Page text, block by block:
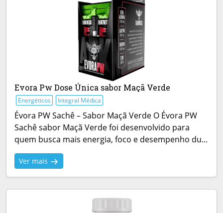
Evora Pw Dose Única sabor Maçã Verde
Energéticos Integral Médica
Évora PW Sachê – Sabor Maçã Verde O Évora PW
Sachê sabor Maçã Verde foi desenvolvido para
quem busca mais energia, foco e desempenho du...
Ver mais